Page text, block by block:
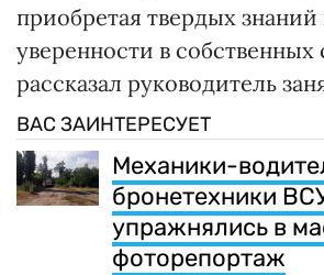
приобретая твердых знаний
уверенности в собственных
рассказал руководитель
ВАС ЗАИНТЕРЕСУЕТ
Механики-
бронетехники
упражнялись в
фоторепортаж